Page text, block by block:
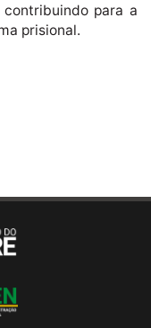
para a
prisional.